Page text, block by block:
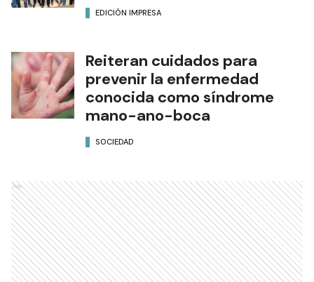
EDICIÓN IMPRESA
Reiteran cuidados para
prevenir la enfermedad
conocida como síndrome
mano-ano-boca
SOCIEDAD
Ads